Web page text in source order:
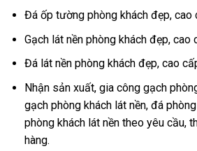
Đá ốp tường phòng khách đẹp, cao
Gạch lát nền phòng khách đẹp, cao
Đá lát nền phòng khách đẹp, cao
Nhận sản xuất, gia công gạch
gạch phòng khách lát nền, đá
phòng khách lát nền theo yêu cầu,
hàng.